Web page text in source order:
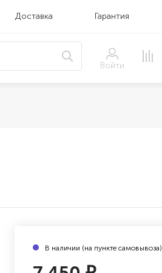
Доставка Гарантия
Войти
В наличии (на пункте самовывоза)